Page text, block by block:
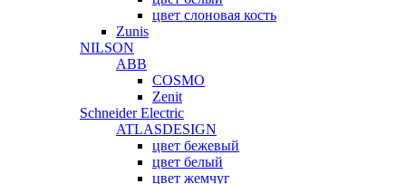
цвет слоновая кость
Zunis
NILSON
ABB
COSMO
Zenit
Schneider Electric
ATLASDESIGN
цвет бежевый
цвет белый
цвет жемчуг